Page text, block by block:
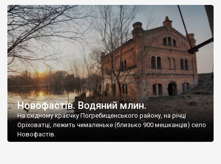
Новофастів. Водяний млин.
На східному краєчку Погребищенського району, на річці
Оріховатці, лежить чималеньке (близько 900 мешканців) село
Новофастів.